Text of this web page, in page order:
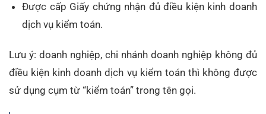
Được cấp Giấy chứng nhận đủ điều kiện kinh doanh
dịch vụ kiểm toán.
Lưu ý: doanh nghiệp, chi nhánh doanh nghiệp không đủ
điều kiện kinh doanh dịch vụ kiểm toán thì không được
sử dụng cụm từ “kiểm toán” trong tên gọi.